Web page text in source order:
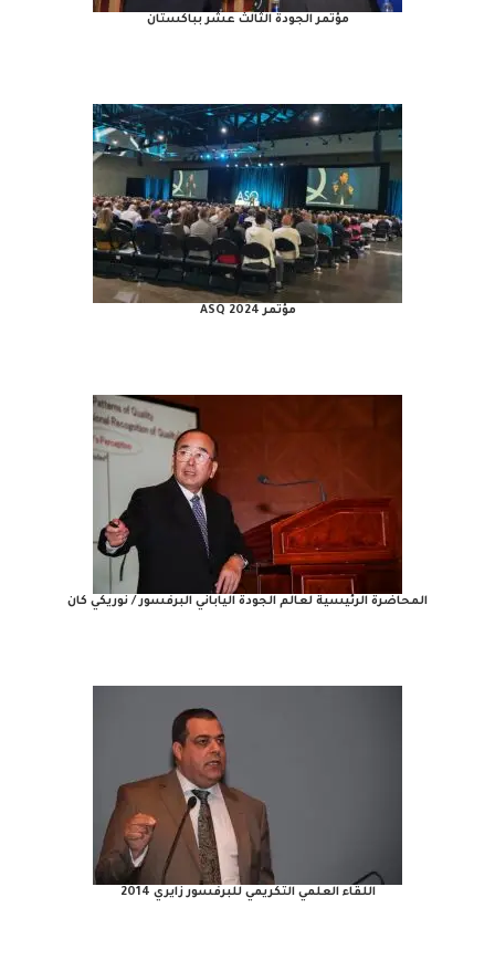
مؤتمر الجودة الثالث عشر بباكستان
مؤتمر ASQ 2024
المحاضرة الرئيسية لعالم الجودة الياباني البرفسور / نوريكي كان
اللقاء العلمي التكريمي للبرفسور زايري 2014